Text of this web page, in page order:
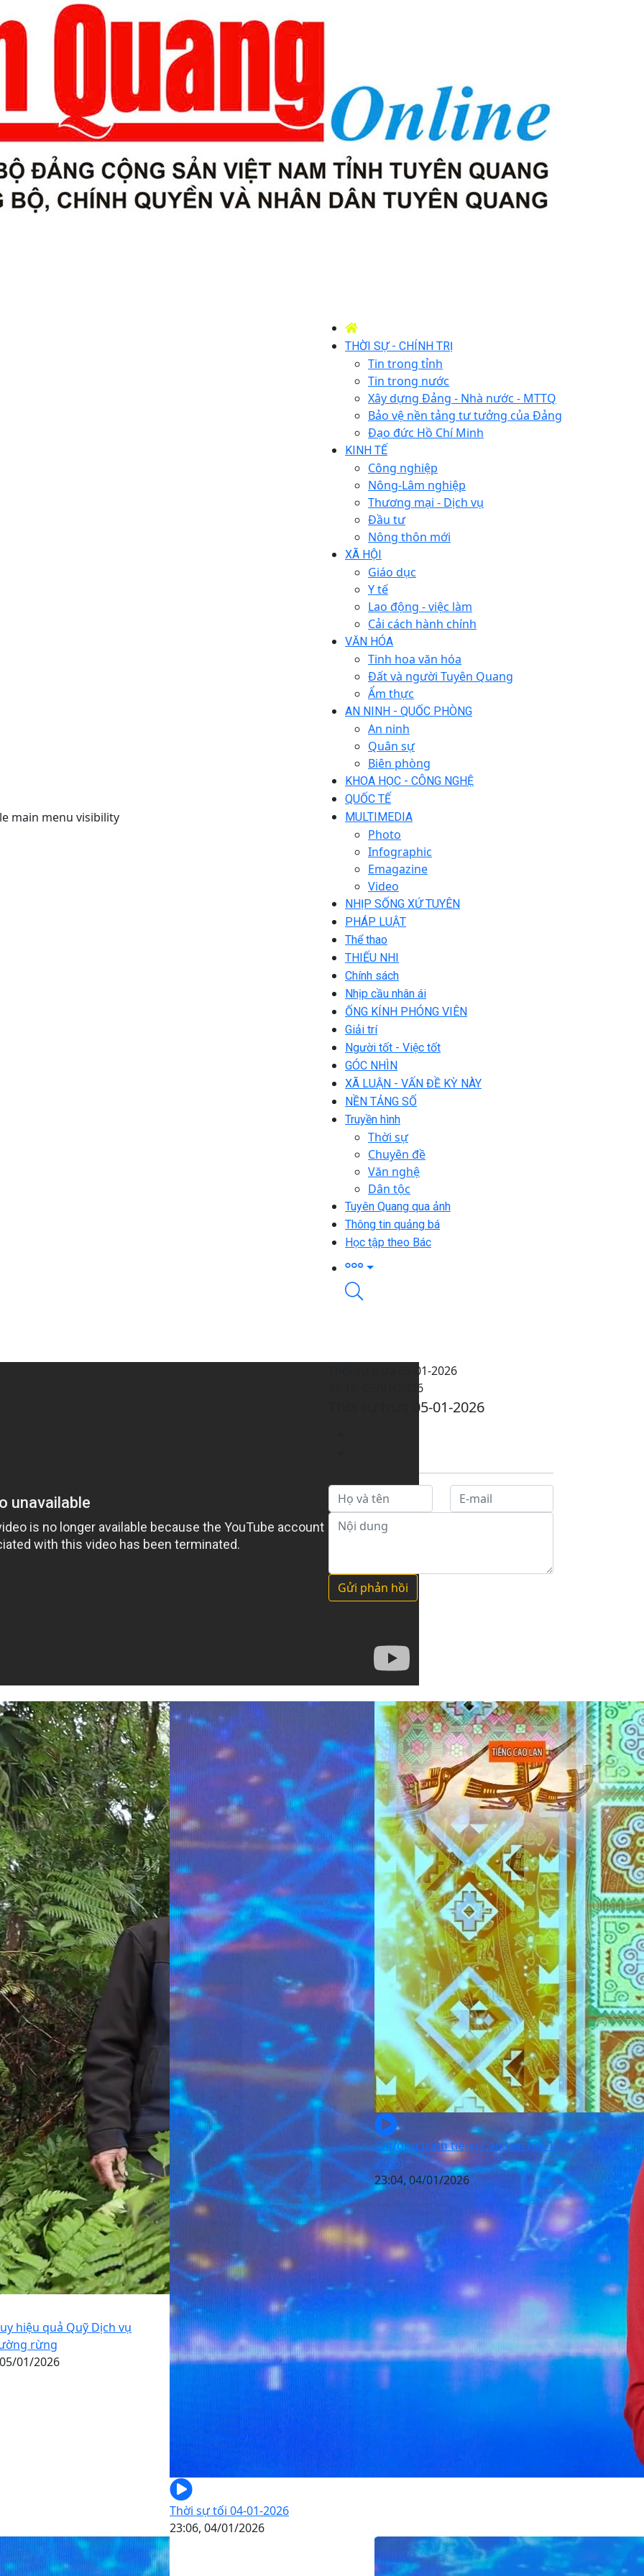
main menu visibility
THỜI SỰ - CHÍNH TRỊ
Tin trong tỉnh
Tin trong nước
Xây dựng Đảng - Nhà nước - MTTQ
Bảo vệ nền tảng tư tưởng của Đảng
Đạo đức Hồ Chí Minh
KINH TẾ
Công nghiệp
Nông-Lâm nghiệp
Thương mại - Dịch vụ
Đầu tư
Nông thôn mới
XÃ HỘI
Giáo dục
Y tế
Lao động - việc làm
Cải cách hành chính
VĂN HÓA
Tinh hoa văn hóa
Đất và người Tuyên Quang
Ẩm thực
AN NINH - QUỐC PHÒNG
An ninh
Quân sự
Biên phòng
KHOA HỌC - CÔNG NGHỆ
QUỐC TẾ
MULTIMEDIA
Photo
Infographic
Emagazine
Video
NHỊP SỐNG XỨ TUYÊN
PHÁP LUẬT
Thể thao
THIẾU NHI
Chính sách
Nhịp cầu nhân ái
ỐNG KÍNH PHÓNG VIÊN
Giải trí
Người tốt - Việc tốt
GÓC NHÌN
XÃ LUẬN - VẤN ĐỀ KỲ NÀY
NỀN TẢNG SỐ
Truyền hình
Thời sự
Chuyên đề
Văn nghệ
Dân tộc
Tuyên Quang qua ảnh
Thông tin quảng bá
Học tập theo Bác
Thời sự trưa 05-01-2026
14:16, 05/01/2026
Thời sự trưa 05-01-2026
Gửi phản hồi
hiệu quả Quỹ Dịch vụ
rừng
01/2026
Thời sự tối 04-01-2026
23:06, 04/01/2026
Chương trình tiếng Cao Lan (04-1-
2026)
23:04, 04/01/2026